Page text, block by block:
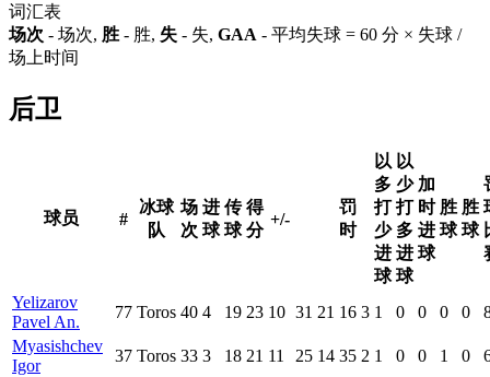
词汇表
场次 - 场次, 胜 - 胜, 失 - 失, GAA - 平均失球 = 60 分 × 失球 /
场上时间
后卫
球员 #
冰球
队
场
次
进
球
传
球
得
分
+/-
罚
时
以
多
打
少
进
球
以
少
打
多
进
球
加
时
进
球
胜
球
胜
球
Yelizarov
Pavel An.
77 Toros 40 4 19 23 10 31 21 16 3 1 0 0 0 0
Myasishchev
Igor
37 Toros 33 3 18 21 11 25 14 35 2 1 0 0 1 0